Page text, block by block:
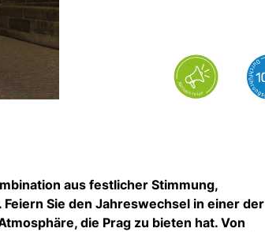
aus festlicher Stimmung,
Sie den Jahreswechsel in einer der
die Prag zu bieten hat. Von